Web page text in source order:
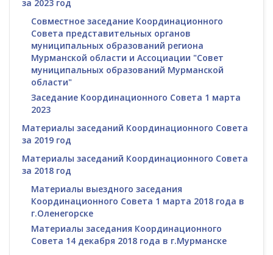
за 2023 год
Совместное заседание Координационного
Совета представительных органов
муниципальных образований региона
Мурманской области и Ассоциации "Совет
муниципальных образований Мурманской
области"
Заседание Координационного Совета 1 марта
2023
Материалы заседаний Координационного Совета
за 2019 год
Материалы заседаний Координационного Совета
за 2018 год
Материалы выездного заседания
Координационного Совета 1 марта 2018 года в
г.Оленегорске
Материалы заседания Координационного
Совета 14 декабря 2018 года в г.Мурманске